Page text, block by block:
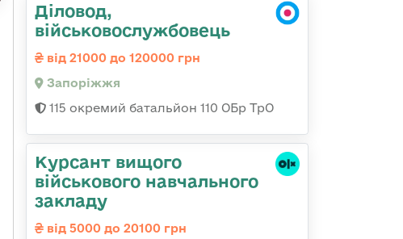
Діловод,
військовослужбовець
від 21000 до 120000 грн
Запоріжжя
115 окремий батальйон 110 ОБр ТрО
Курсант вищого
військового навчального
закладу
від 5000 до 20100 грн